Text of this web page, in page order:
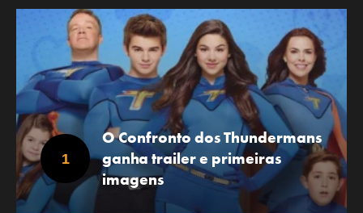
O Confronto dos Thundermans
ganha trailer e primeiras
imagens